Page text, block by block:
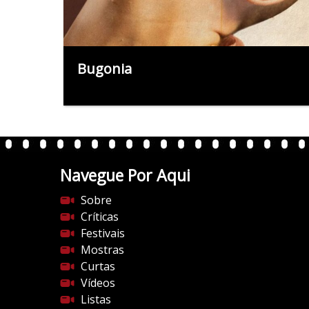
Bugonia
Navegue Por Aqui
Sobre
Críticas
Festivais
Mostras
Curtas
Vídeos
Listas